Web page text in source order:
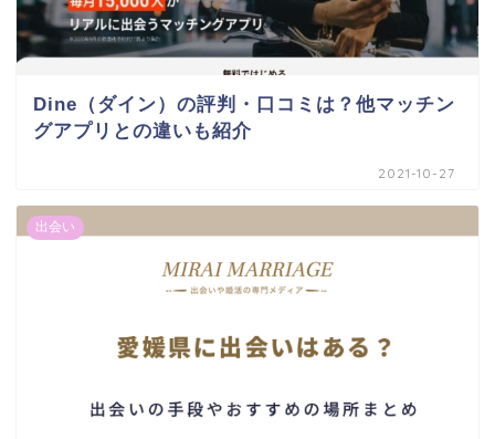
Dine（ダイン）の評判・口コミは？他マッチン
グアプリとの違いも紹介
2021-10-27
出会い